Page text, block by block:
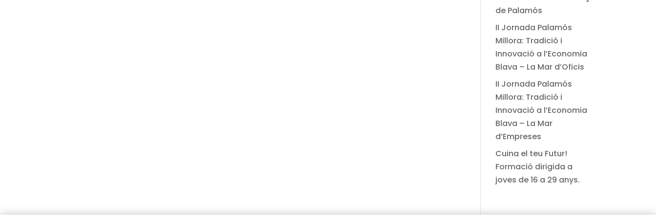
de Palamós
II Jornada Palamós
Millora: Tradició i
Innovació a l’Economia
Blava – La Mar d’Oficis
II Jornada Palamós
Millora: Tradició i
Innovació a l’Economia
Blava – La Mar
d’Empreses
Cuina el teu Futur!
Formació dirigida a
joves de 16 a 29 anys.